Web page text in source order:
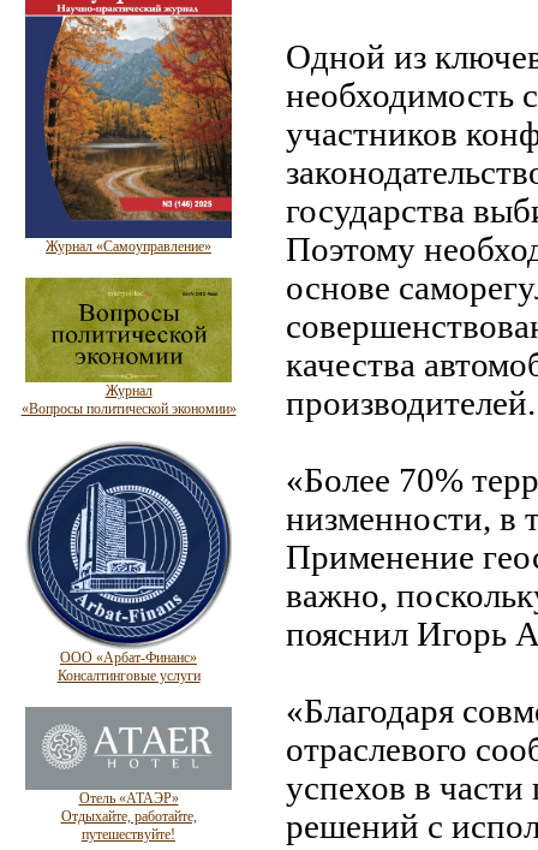
Журнал «Самоуправление»
Журнал
«Вопросы политической экономии»
ООО «Арбат-Финанс»
Консалтинговые услуги
Отель «АТАЭР»
Отдыхайте, работайте,
путешествуйте!
Одной из
необходимость
участников
государства
Поэтому
основе
качества
производителей.
«Более 70%
низменности, в
Применение
важно,
пояснил Игорь
«Благодаря
отраслевого
успехов в
решений с